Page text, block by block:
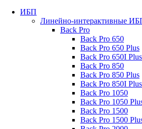
ИБП
Линейно-интерактивные
Back Pro
Back Pro 650
Back Pro 650 Plus
Back Pro 650I
Back Pro 850
Back Pro 850 Plus
Back Pro 850I
Back Pro 1050
Back Pro 1050
Back Pro 1500
Back Pro 1500